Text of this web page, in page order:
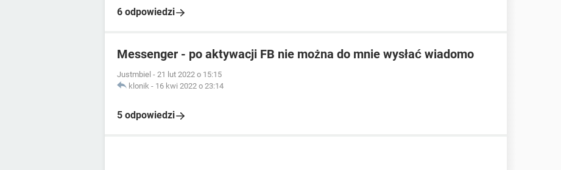
6 odpowiedzi
Messenger - po aktywacji FB nie można do mnie wysłać wiadomo
Justmbiel - 21 lut 2022 o 15:15
klonik - 16 kwi 2022 o 23:14
5 odpowiedzi